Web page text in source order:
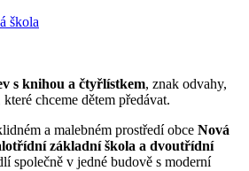
škola
s knihou a čtyřlístkem, znak odvahy,
chceme dětem předávat.
a malebném prostředí obce Nová
základní škola a dvoutřídní
společně v jedné budově s moderní